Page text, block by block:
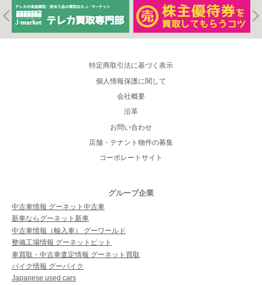
特定商取引法に基づく表示
個人情報保護に関して
会社概要
沿革
お問い合わせ
店舗・テナント物件の募集
コーポレートサイト
グループ企業
中古車情報 グーネット中古車
新車ならグーネット新車
中古車情報（輸入車） グーワールド
整備工場情報 グーネットピット
車買取・中古車査定情報 グーネット買取
バイク情報 グーバイク
Japanese used cars